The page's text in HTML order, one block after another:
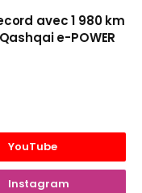
avec 1 980 km
e-POWER
YouTube
Instagram